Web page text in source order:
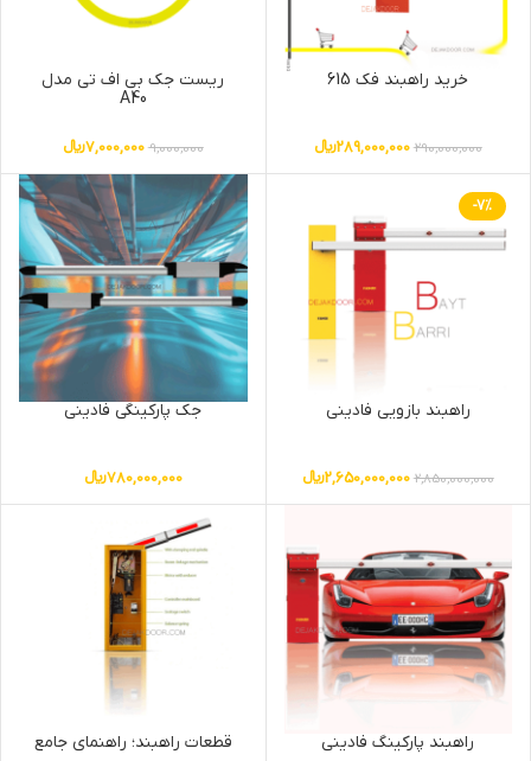
خرید راهبند فک 615
290,000,000
289,000,000﷼
ریست جک بی اف تی مدل
A40
9,000,000
7,000,000﷼
-7%
راهبند بازویی فادینی
2,850,000,000
2,650,000,000﷼
جک پارکینگی فادینی
780,000,000﷼
راهبند پارکینگ فادینی قطعات راهبند؛ راهنمای جامع